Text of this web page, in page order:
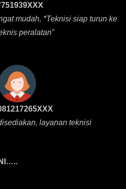
mudah, *Teknisi siap turun ke
peralatan”
layanan teknisi